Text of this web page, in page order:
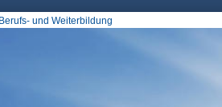
und Weiterbildung